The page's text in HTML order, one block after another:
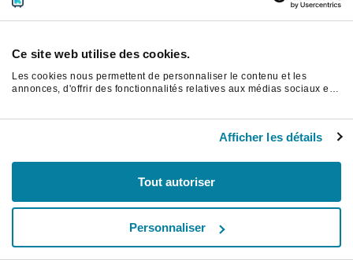
Ce site web utilise des cookies.
Les cookies nous permettent de personnaliser le contenu et les
annonces, d'offrir des fonctionnalités relatives aux médias sociaux et
informations que vous leur avez fournies ou qu'ils ont collectées lors
Afficher les détails
Tout autoriser
Personnaliser
Veuillez actualiser la page pour continuer.
Rafraîchir